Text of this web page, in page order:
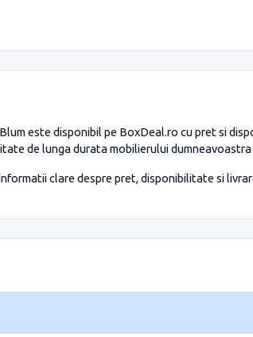
este disponibil pe BoxDeal.ro cu pret si
de lunga durata mobilierului
clare despre pret, disponibilitate si